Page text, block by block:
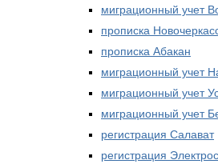
миграционный учет
прописка
прописка Абакан
миграционный учет
миграционный учет
миграционный учет
регистрация Салават
регистрация